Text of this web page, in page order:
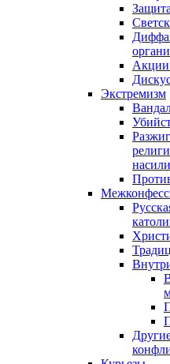
Акции
Экстремизм